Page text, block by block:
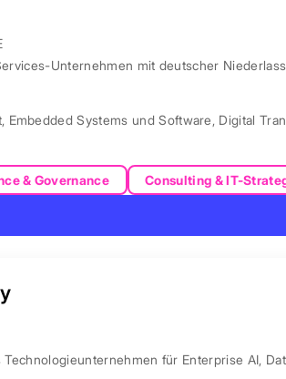
Unternehmen mit deutscher
, Embedded Systems und Software, Digital
& Governance Consulting & IT-
für Enterprise AI,